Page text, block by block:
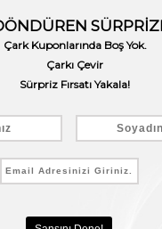
WhatsApp’tan Bilgi Al